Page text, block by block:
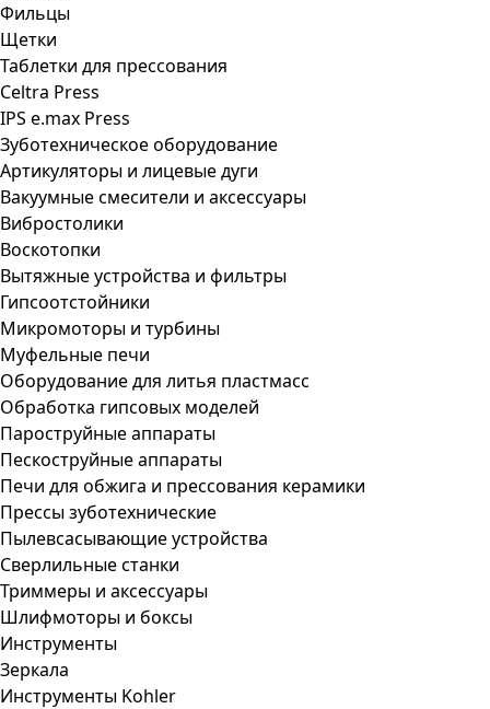
Фильцы
Щетки
Таблетки для прессования
Celtra Press
IPS e.max Press
Зуботехническое оборудование
Артикуляторы и лицевые дуги
Вакуумные смесители и аксессуары
Вибростолики
Воскотопки
Вытяжные устройства и фильтры
Гипсоотстойники
Микромоторы и турбины
Муфельные печи
Оборудование для литья пластмасс
Обработка гипсовых моделей
Пароструйные аппараты
Пескоструйные аппараты
Печи для обжига и прессования керамики
Прессы зуботехнические
Пылевсасывающие устройства
Сверлильные станки
Триммеры и аксессуары
Шлифмоторы и боксы
Инструменты
Зеркала
Инструменты Kohler